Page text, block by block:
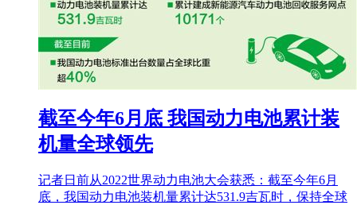
截至今年6月底 我国动力电池累计装
机量全球领先
记者日前从2022世界动力电池大会获悉：截至今年6月
底，我国动力电池装机量累计达531.9吉瓦时，保持全球